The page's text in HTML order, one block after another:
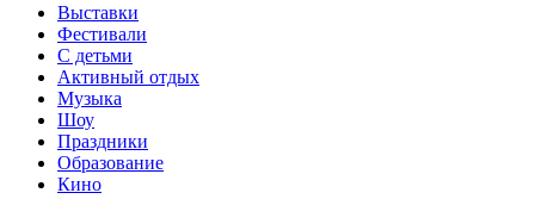
Выставки
Фестивали
С детьми
Активный отдых
Музыка
Шоу
Праздники
Образование
Кино